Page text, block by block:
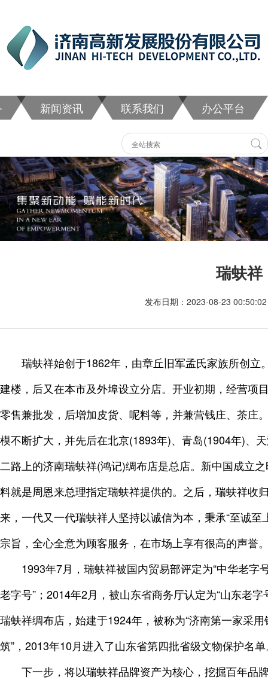
新闻资讯 联系我们 办公平台
瑞蚨祥
发布日期：2023-08-23
瑞蚨祥始创于1862年，由章丘旧军孟氏家族所创
建楼，后又在本市及外埠设立分店。开业初期，经营项
零售兼批发，后增加皮货、呢料等，并兼营钱庄、茶庄
模不断扩大，并先后在北京(1893年)、青岛(1904年)、
二路上的济南瑞蚨祥(鸿记)绸布店是总店。新中国成立
料就是周恩来总理指定瑞蚨祥提供的。之后，瑞蚨祥收
来，一代又一代瑞蚨祥人坚持以诚信为本，秉承“至诚
宗旨，全心全意为顾客服务，在市场上享有很高的声誉
1993年7月，瑞蚨祥被国内贸易部评定为“中华老字
老字号”；2014年2月，被山东省商务厅认定为“山东老
瑞蚨祥绸布店，始建于1924年，被称为“济南第一家采
筑”，2013年10月进入了山东省第四批省级文物保护名
下一步，将以瑞蚨祥品牌资产为核心，挖掘百年品